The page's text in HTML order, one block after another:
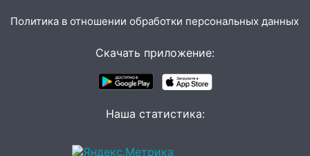
юному велосипедисту на улице
В Заволжском районе украли два
тридцатиградусная жара: какая будет
Политика в отношении обработки персональных данных
Скачать приложение:
Наша статистика: